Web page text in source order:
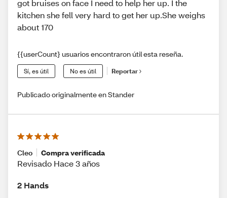
got bruises on face I need to help her up. I the
kitchen she fell very hard to get her up.She weighs
about 170
{{userCount} usuarios encontraron útil esta reseña.
Sí, es útil No es útil Reportar
Publicado originalmente en Stander
Cleo Compra verificada
Revisado Hace 3 años
2 Hands